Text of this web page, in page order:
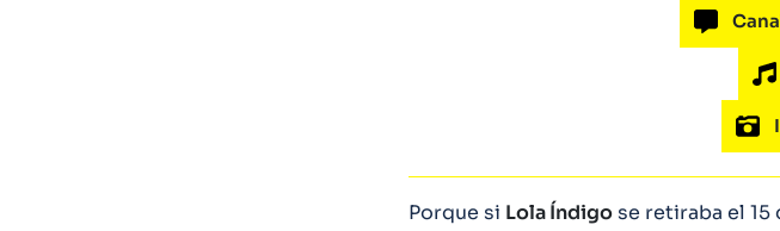
Porque si Lola Índigose retiraba el